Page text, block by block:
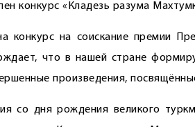
конкурс «Кладезь разума
конкурс на соискание премии
что в нашей стране
произведения,
со дня рождения великого